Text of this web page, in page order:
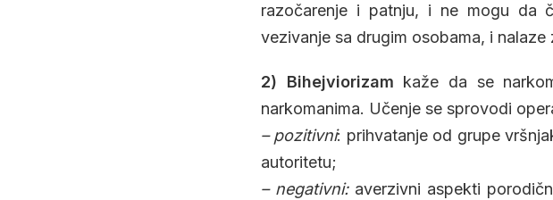
razočarenje i patnju, i ne mogu da
vezivanje sa drugim osobama, i
2) Bihejviorizam kaže da se
narkomanima. Učenje se sprovodi
– pozitivni: prihvatanje od grupe
autoritetu;
– negativni:averzivni aspekti